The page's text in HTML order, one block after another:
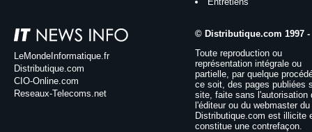
LeMondeInformatique.fr
Distributique.com
CIO-Online.com
Reseaux-Telecoms.net
© Distributique.com 1997 -
Toute reproduction ou
représentation intégrale ou
partielle, par quelque
ce soit, des pages publiées
site, faite sans l'autorisation
l'éditeur ou du webmaster
Distributique.com est illicite
constitue une contrefaçon.